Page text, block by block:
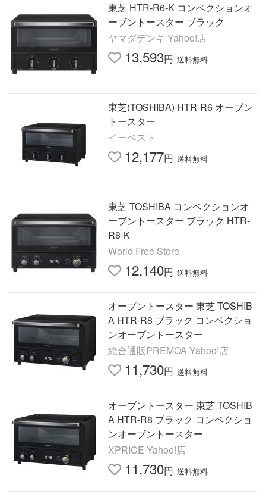
東芝 HTR-R6-K コンベクションオ
ーブントースター ブラック
ヤマダデンキ Yahoo!店
13,593円 送料無料
東芝(TOSHIBA) HTR-R6 オーブン
トースター
イーベスト
12,177円 送料無料
東芝 TOSHIBA コンベクションオ
ーブントースター ブラック HTR-
R8-K
World Free Store
12,140円 送料無料
オーブントースター 東芝 TOSHIB
A HTR-R8 ブラック コンベクショ
ンオーブントースター
総合通販PREMOA Yahoo!店
11,730円 送料無料
オーブントースター 東芝 TOSHIB
A HTR-R8 ブラック コンベクショ
ンオーブントースター
XPRICE Yahoo!店
11,730円 送料無料